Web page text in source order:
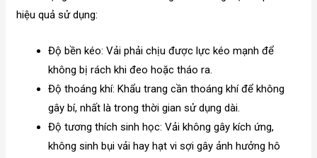
hiệu quả sử dụng:
Độ bền kéo: Vải phải chịu được lực kéo mạnh để
không bị rách khi đeo hoặc tháo ra.
Độ thoáng khí: Khẩu trang cần thoáng khí để không
gây bí, nhất là trong thời gian sử dụng dài.
Độ tương thích sinh học: Vải không gây kích ứng,
không sinh bụi vải hay hạt vi sợi gây ảnh hưởng hô